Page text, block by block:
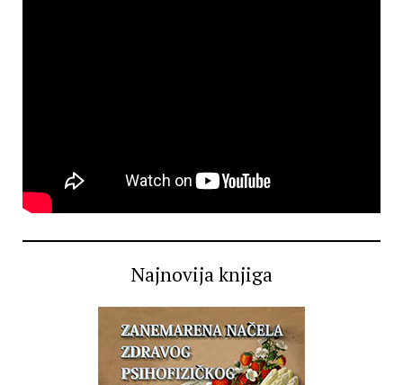
Najnovija knjiga